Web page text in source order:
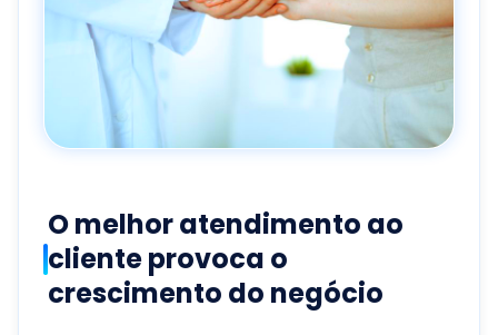
O melhor atendimento ao
cliente provoca o
crescimento do negócio